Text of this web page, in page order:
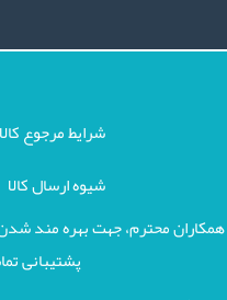
شرایط مرجوع کالا
شیوه ارسال کالا
همكاران محترم، جهت بهره مند
پشتيبانی